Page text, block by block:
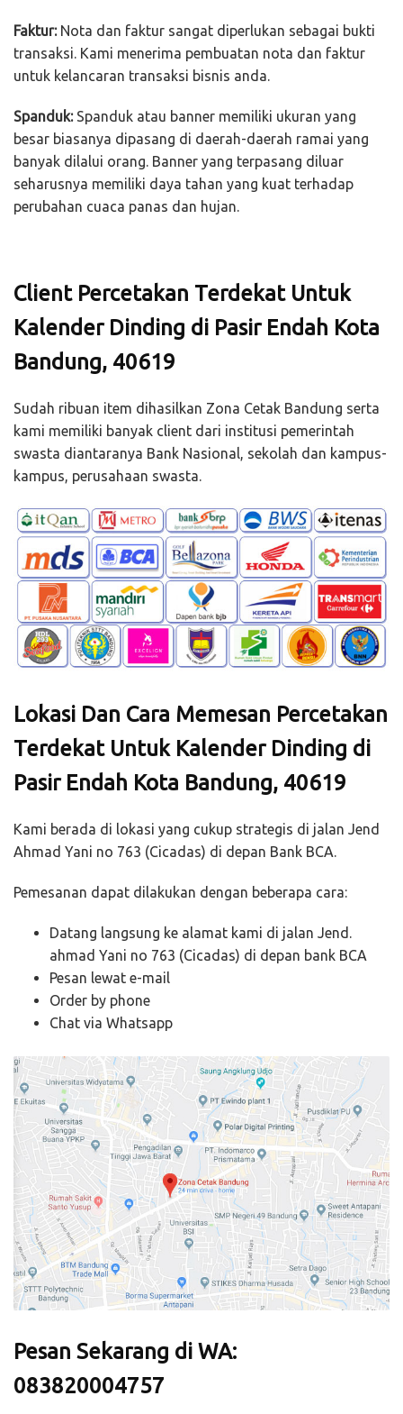
Faktur:Nota dan faktur sangat diperlukan sebagai bukti
transaksi. Kami menerima pembuatan nota dan faktur
untuk kelancaran transaksi bisnis anda.
Spanduk:Spanduk atau banner memiliki ukuran yang
besar biasanya dipasang di daerah-daerah ramai yang
banyak dilalui orang. Banner yang terpasang diluar
seharusnya memiliki daya tahan yang kuat terhadap
perubahan cuaca panas dan hujan.
Client Percetakan Terdekat Untuk
Kalender Dinding di Pasir Endah Kota
Bandung, 40619
Sudah ribuan item dihasilkan Zona Cetak Bandung serta
kami memiliki banyak client dari institusi pemerintah
swasta diantaranya Bank Nasional, sekolah dan kampus-
kampus, perusahaan swasta.
Lokasi Dan Cara Memesan Percetakan
Terdekat Untuk Kalender Dinding di
Pasir Endah Kota Bandung, 40619
Kami berada di lokasi yang cukup strategis di jalan Jend
Ahmad Yani no 763 (Cicadas) di depan Bank BCA.
Pemesanan dapat dilakukan dengan beberapa cara:
Datang langsung ke alamat kami di jalan Jend.
ahmad Yani no 763 (Cicadas) di depan bank BCA
Pesan lewat e-mail
Order by phone
Chat via Whatsapp
Pesan Sekarang di WA:
083820004757